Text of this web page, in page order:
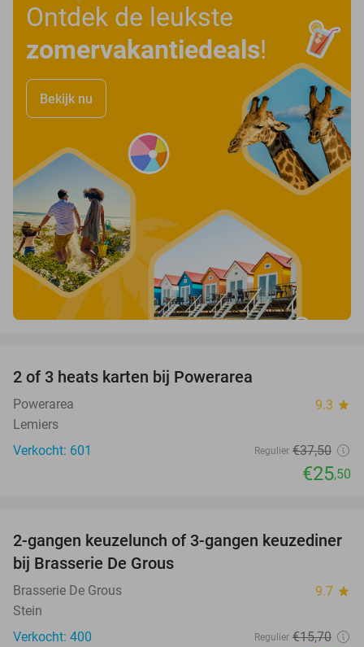
Ontdek de leukste
zomervakantiedeals!
Bekijk nu
2 of 3 heats karten bij Powerarea
Powerarea 9.3 star
Lemiers
Verkocht: 601
Regulier €37,50
€25,50
30%
2-gangen keuzelunch of 3-gangen keuzediner
bij Brasserie De Grous
Brasserie De Grous 9.7 star
Stein
Verkocht: 400
Regulier €15,70